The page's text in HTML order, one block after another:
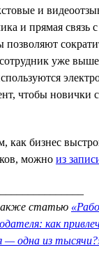
и
и прямая связь
позволяют
уже
чтобы новички
как бизнес
можно из
статью
как
— одна из